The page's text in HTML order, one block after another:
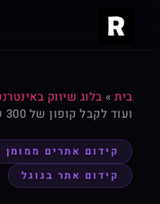
בית»בלוג שיווק
ועוד לקבל קופון של 300 ש"ח לפרסום במתנה
קידום אתרים ממומן
קידום אתר בגוגל